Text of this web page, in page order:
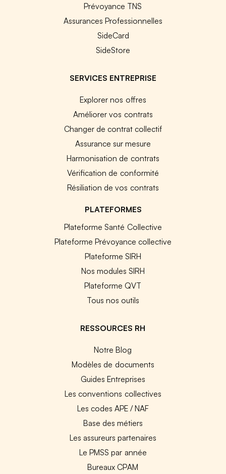
Prévoyance TNS
Assurances Professionnelles
SideCard
SideStore
SERVICES ENTREPRISE
Explorer nos offres
Améliorer vos contrats
Changer de contrat collectif
Assurance sur mesure
Harmonisation de contrats
Vérification de conformité
Résiliation de vos contrats
PLATEFORMES
Plateforme Santé Collective
Plateforme Prévoyance collective
Plateforme SIRH
Nos modules SIRH
Plateforme QVT
Tous nos outils
RESSOURCES RH
Notre Blog
Modèles de documents
Guides Entreprises
Les conventions collectives
Les codes APE / NAF
Base des métiers
Les assureurs partenaires
Le PMSS par année
Bureaux CPAM